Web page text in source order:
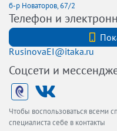
б-р Новаторов, 67/2
Телефон и
RusinovaEI@itaka.ru
Соцсети и
Чтобы воспользоваться всеми
специалиста себе в контакты